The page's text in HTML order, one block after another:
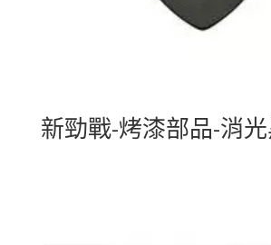
新勁戰-烤漆部品-消